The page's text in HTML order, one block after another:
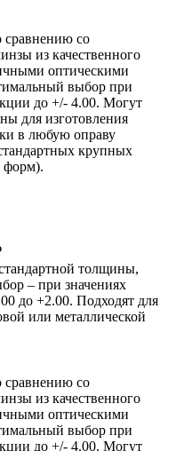
сравнению со
из качественного
оптическими
выбор при
до +/- 4.00. Могут
для изготовления
в любую оправу
крупных
форм).
толщины,
– при значениях
до +2.00. Подходят для
или металлической
сравнению со
из качественного
оптическими
выбор при
до +/- 4.00. Могут